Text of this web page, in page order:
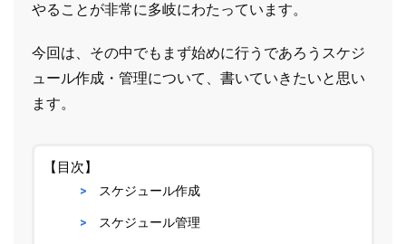
やることが非常に多岐にわたっています。
今回は、その中でもまず始めに行うであろうスケジ
ュール作成・管理について、書いていきたいと思い
ます。
【目次】
スケジュール作成
スケジュール管理